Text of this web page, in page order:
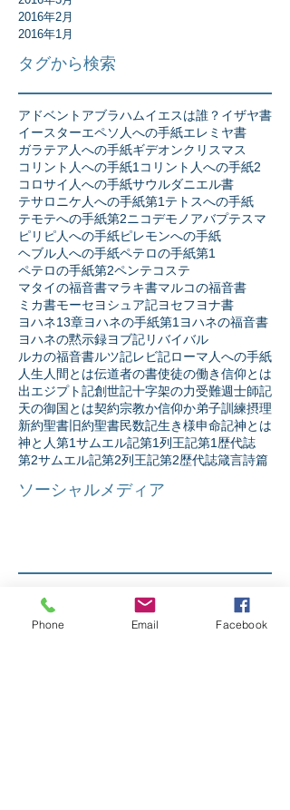
2016年2月
2016年1月
タグから検索
アドベント アブラハムイエスは誰？ イザヤ書
イースターエペソ人への手紙エレミヤ書
ガラテア人への手紙ギデオンクリスマス
コリント人への手紙1 コリント人への手紙2
コロサイ人への手紙サウルダニエル書
テサロニケ人への手紙第1 テトスへの手紙
テモテへの手紙第2ニコデモ ノアバプテスマ
ピリピ人への手紙ピレモンへの手紙
ヘブル人への手紙ペテロの手紙第1
ペテロの手紙第2ペンテコステ
マタイの福音書マラキ書マルコの福音書
ミカ書モーセヨシュア記ヨセフヨナ書
ヨハネ13章ヨハネの手紙第1 ヨハネの福音書
ヨハネの黙示録ヨブ記リバイバル
ルカの福音書ルツ記レビ記ローマ人への手紙
人生 人間とは伝道者の書使徒の働き信仰とは
出エジプト記創世記十字架の力受難週士師記
天の御国とは契約宗教か信仰か弟子訓練摂理
新約聖書 旧約聖書民数記生き様申命記神とは
神と人第1サムエル記第1列王記第1歴代誌
第2サムエル記第2列王記第2歴代誌箴言詩篇
ソーシャルメディア
Phone Email Facebook